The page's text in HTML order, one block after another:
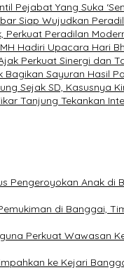
Pejabat Yang Suka
Siap Wujudkan
Perkuat Peradilan
Hadiri Upacara Hari
Perkuat Sinergi dan
Sayuran Hasil
Sejak SD, Kasusnya
Tanjung Tekankan
Pengeroyokan Anak di
di Banggai,
Perkuat Wawasan
ke Kejari